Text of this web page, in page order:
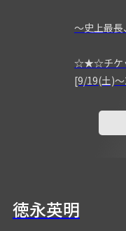
～史上最長
☆★☆チケ
[9/19(土)
徳永英明